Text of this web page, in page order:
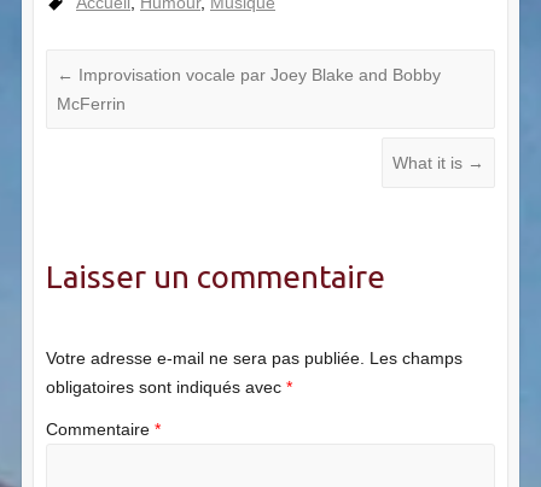
← Improvisation vocale par Joey Blake and Bobby
McFerrin
What it is →
Laisser un commentaire
Votre adresse e-mail ne sera pas publiée. Les champs
obligatoires sont indiqués avec *
Commentaire *